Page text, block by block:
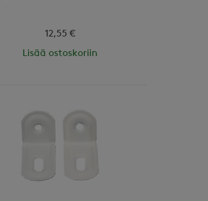
12,55 €
Lisää ostoskoriin